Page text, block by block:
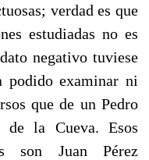
verdad es que
estudia­das no es
negativo tu­viese
podido examinar ni
que de un Pedro
la Cueva. Esos
son Juan Pérez